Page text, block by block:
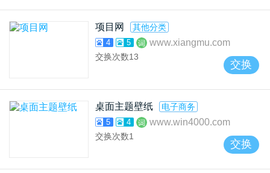
项目网 其他分类
4 5 www.xiangmu.com
交换次数13
交换
桌面主题壁纸 电子商务
5 4 www.win4000.com
交换次数1
交换